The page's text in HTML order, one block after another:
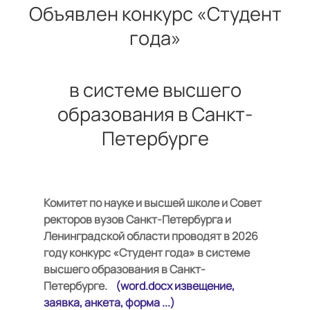
Объявлен конкурс «Студент
года»
в системе высшего
образования в Санкт-
Петербурге
Комитет по науке и высшей школе и Совет
ректоров вузов Санкт-Петербурга и
Ленинградской области проводят в 2026
году конкурс «Студент года» в системе
высшего образования в Санкт-
Петербурге. (word.docx извещение,
заявка, анкета, форма ...)